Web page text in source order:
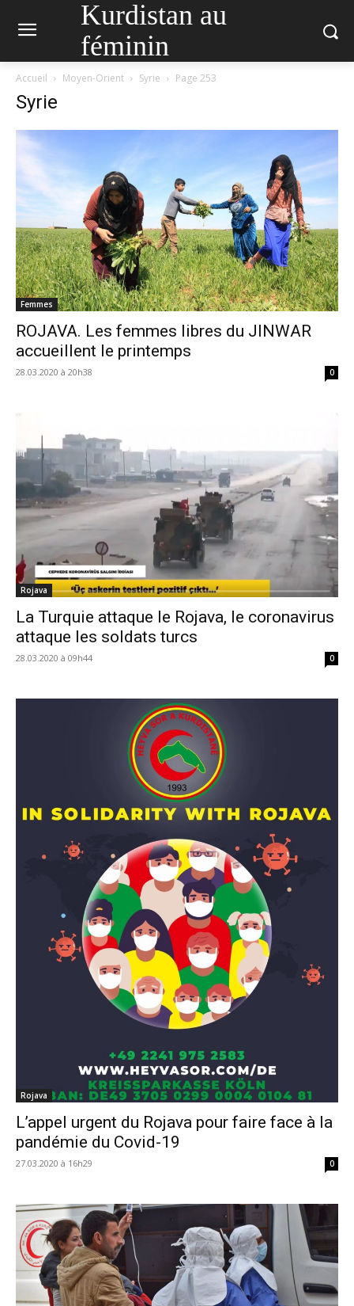
Kurdistan au
féminin
Accueil Moyen-Orient Syrie Page 253
Syrie
Femmes
ROJAVA. Les femmes libres du JINWAR
accueillent le printemps
28.03.2020 à 20h38 0
Rojava
La Turquie attaque le Rojava, le coronavirus
attaque les soldats turcs
28.03.2020 à 09h44 0
Rojava
L’appel urgent du Rojava pour faire face à la
pandémie du Covid-19
27.03.2020 à 16h29 0